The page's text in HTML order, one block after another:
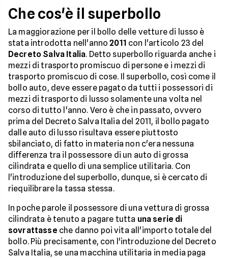
Che cos'è il superbollo
La maggiorazione per il bollo delle vetture di lusso è
stata introdotta nell'anno2011 con l'articolo 23 del
Decreto Salva Italia. Detto superbollo riguarda anche i
mezzi di trasporto promiscuo di persone e i mezzi di
trasporto promiscuo di cose. Il superbollo, così come il
bollo auto, deve essere pagato da tutti i possessori di
mezzi di trasporto di lusso solamente una volta nel
corso di tutto l'anno. Vero è che in passato, ovvero
prima del Decreto Salva Italia del 2011, il bollo pagato
dalle auto di lusso risultava essere piuttosto
sbilanciato, di fatto in materia non c'era nessuna
differenza tra il possessore di un auto di grossa
cilindrata e quello di una semplice utilitaria. Con
l'introduzione del superbollo, dunque, si è cercato di
riequilibrare la tassa stessa.
In poche parole il possessore di una vettura di grossa
cilindrata è tenuto a pagare tutta una serie di
sovrattasse che danno poi vita all'importo totale del
bollo. Più precisamente, con l'introduzione del Decreto
Salva Italia, se una macchina utilitaria in media paga